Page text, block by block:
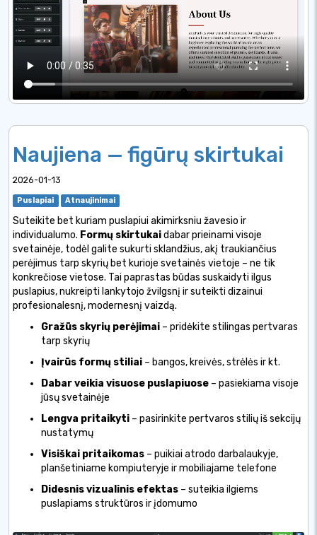
Naujiena — figūrų skirtukai
2026-01-13
Puslapiai Atnaujinimai
Suteikite bet kuriam puslapiui akimirksniu žavesio ir
individualumo. Formų skirtukaidabar prieinami visoje
svetainėje, todėl galite sukurti sklandžius, akį traukiančius
perėjimus tarp skyrių bet kurioje svetainės vietoje – ne tik
konkrečiose vietose. Tai paprastas būdas suskaidyti ilgus
puslapius, nukreipti lankytojo žvilgsnį ir suteikti dizainui
profesionalesnį, modernesnį vaizdą.
Gražūs skyrių perėjimai – pridėkite stilingas pertvaras
tarp skyrių
Įvairūs formų stiliai – bangos, kreivės, strėlės ir kt.
Dabar veikia visuose puslapiuose – pasiekiama visoje
jūsų svetainėje
Lengva pritaikyti – pasirinkite pertvaros stilių iš sekcijų
nustatymų
Visiškai pritaikomas – puikiai atrodo darbalaukyje,
planšetiniame kompiuteryje ir mobiliajame telefone
Didesnis vizualinis efektas – suteikia ilgiems
puslapiams struktūros ir įdomumo